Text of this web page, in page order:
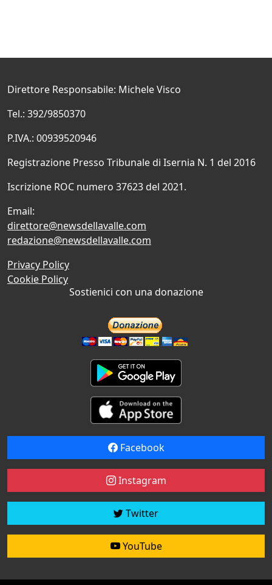
Direttore Responsabile: Michele Visco
Tel.: 392/9850370
P.IVA.: 00939520946
Registrazione Presso Tribunale di Isernia N. 1 del 2016
Iscrizione ROC numero 37623 del 2021.
Email:
direttore@newsdellavalle.com
redazione@newsdellavalle.com
Privacy Policy
Cookie Policy
Sostienici con una donazione
Facebook
Instagram
Twitter
YouTube